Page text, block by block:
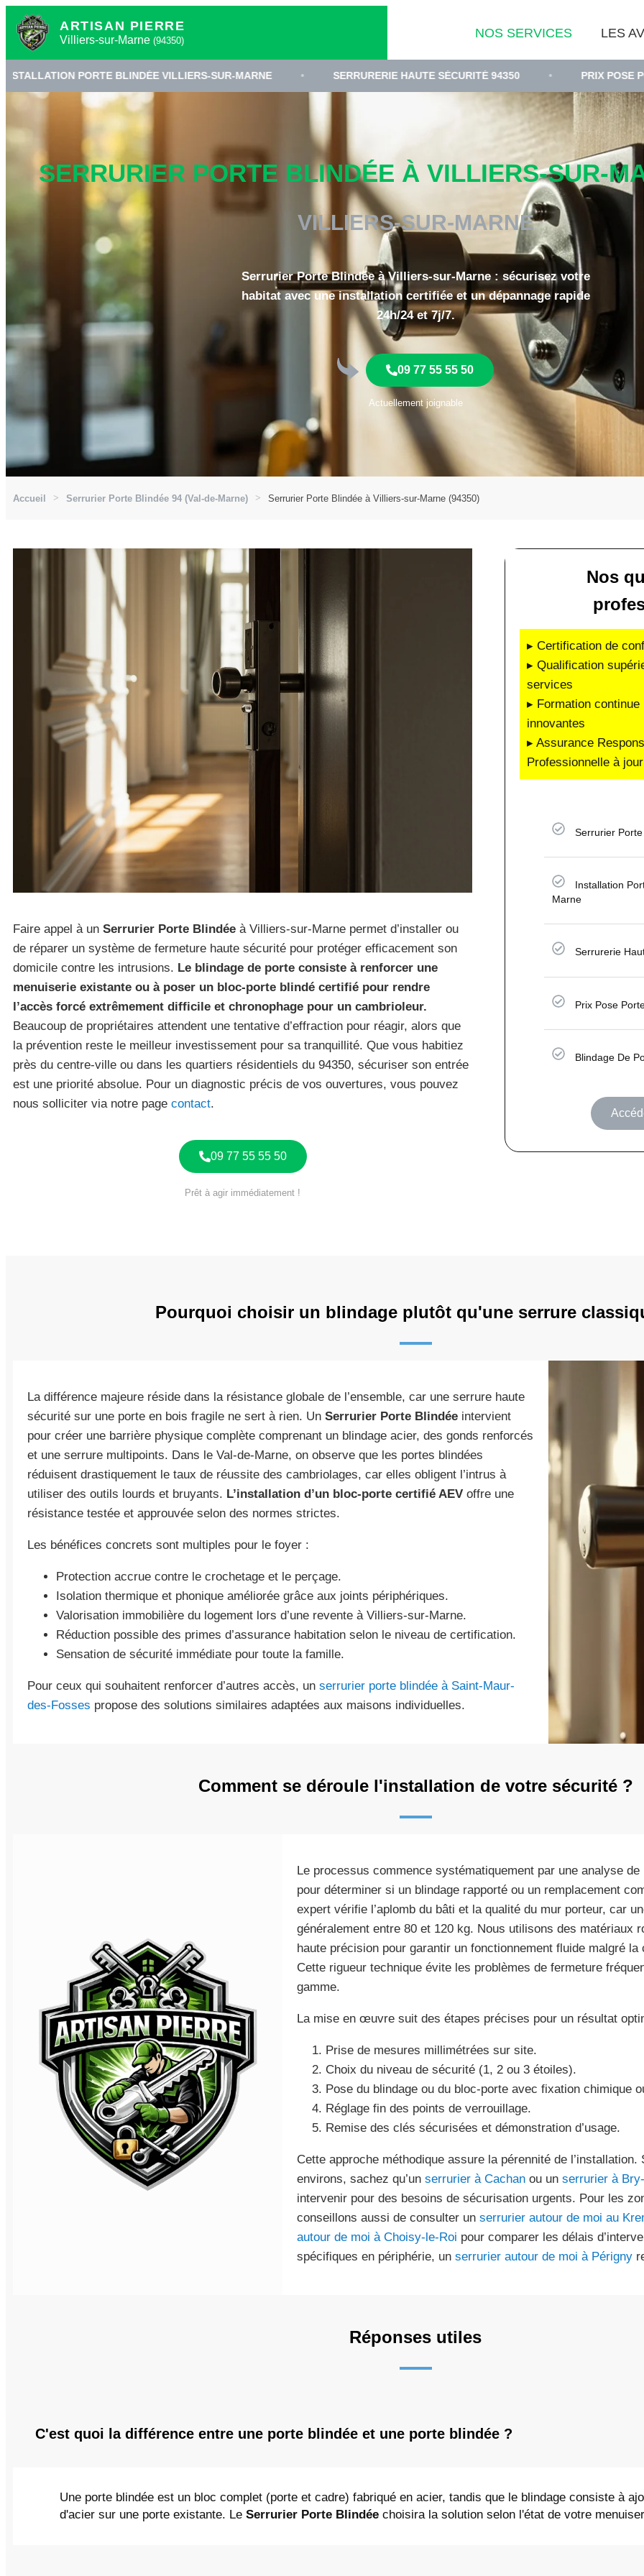
ARTISAN PIERRE
Villiers-sur-Marne (94350)
NOS SERVICES LES
PORTE BLINDÉE VILLIERS-SUR-MARNE • SERRURERIE HAUTE SÉCURITÉ 94350 • PRIX POSE PORTE
SERRURIER PORTE BLINDÉE À VILLIERS-SUR-
VILLIERS-SUR-MARNE
Serrurier Porte Blindée à Villiers-sur-Marne : sécurisez votre
habitat avec une installation certifiée et un dépannage rapide
24h/24 et 7j/7.
09 77 55 55 50
Actuellement joignable
Accueil Serrurier Porte Blindée 94 (Val-de-Marne) Serrurier Porte Blindée à Villiers-sur-Marne (94350)
Faire appel à un Serrurier Porte Blindée à Villiers-sur-Marne permet d’installer ou
de réparer un système de fermeture haute sécurité pour protéger efficacement son
domicile contre les intrusions. Le blindage de porte consiste à renforcer une
menuiserie existante ou à poser un bloc-porte blindé certifié pour rendre
l’accès forcé extrêmement difficile et chronophage pour un cambrioleur.
Beaucoup de propriétaires attendent une tentative d’effraction pour réagir, alors que
la prévention reste le meilleur investissement pour sa tranquillité. Que vous habitiez
près du centre-ville ou dans les quartiers résidentiels du 94350, sécuriser son entrée
est une priorité absolue. Pour un diagnostic précis de vos ouvertures, vous pouvez
nous solliciter via notre page contact.
09 77 55 55 50
Prêt à agir immédiatement !
Nos
▸ Certification de
▸ Qualification
services
▸ Formation
innovantes
▸ Assurance
Professionnelle à jour
Serrurier
Installation
Marne
Serrurerie
Prix Pose
Blindage De
Pourquoi choisir un blindage plutôt qu'une serrure
La différence majeure réside dans la résistance globale de l’ensemble, car une serrure haute
sécurité sur une porte en bois fragile ne sert à rien. Un Serrurier Porte Blindée intervient
pour créer une barrière physique complète comprenant un blindage acier, des gonds renforcés
et une serrure multipoints. Dans le Val-de-Marne, on observe que les portes blindées
réduisent drastiquement le taux de réussite des cambriolages, car elles obligent l’intrus à
utiliser des outils lourds et bruyants. L’installation d’un bloc-porte certifié AEV offre une
résistance testée et approuvée selon des normes strictes.
Les bénéfices concrets sont multiples pour le foyer :
Protection accrue contre le crochetage et le perçage.
Isolation thermique et phonique améliorée grâce aux joints périphériques.
Valorisation immobilière du logement lors d’une revente à Villiers-sur-Marne.
Réduction possible des primes d’assurance habitation selon le niveau de certification.
Sensation de sécurité immédiate pour toute la famille.
Pour ceux qui souhaitent renforcer d’autres accès, un serrurier porte blindée à Saint-Maur-
des-Fosses propose des solutions similaires adaptées aux maisons individuelles.
Comment se déroule l'installation de votre sécurité ?
Le processus commence systématiquement par une analyse de
pour déterminer si un blindage rapporté ou un remplacement
expert vérifie l’aplomb du bâti et la qualité du mur porteur, car
généralement entre 80 et 120 kg. Nous utilisons des matériaux
haute précision pour garantir un fonctionnement fluide malgré
Cette rigueur technique évite les problèmes de fermeture
gamme.
La mise en œuvre suit des étapes précises pour un résultat
Prise de mesures millimétrées sur site.
Choix du niveau de sécurité (1, 2 ou 3 étoiles).
Pose du blindage ou du bloc-porte avec fixation chimique
Réglage fin des points de verrouillage.
Remise des clés sécurisées et démonstration d’usage.
Cette approche méthodique assure la pérennité de
environs, sachez qu’un serrurier à Cachanou un serrurier à
intervenir pour des besoins de sécurisation urgents. Pour les
conseillons aussi de consulter un serrurier autour de moi au
autour de moi à Choisy-le-Roi pour comparer les délais
spécifiques en périphérie, un serrurier autour de moi à Périgny
Réponses utiles
C'est quoi la différence entre une porte blindée et une porte blindée ?
Une porte blindée est un bloc complet (porte et cadre) fabriqué en acier, tandis que le blindage consiste à
d'acier sur une porte existante. Le Serrurier Porte Blindée choisira la solution selon l'état de votre